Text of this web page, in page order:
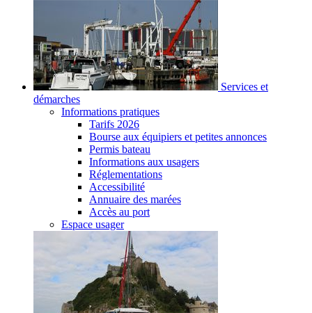
Services et
démarches
Informations pratiques
Tarifs 2026
Bourse aux équipiers et petites annonces
Permis bateau
Informations aux usagers
Réglementations
Accessibilité
Annuaire des marées
Accès au port
Espace usager